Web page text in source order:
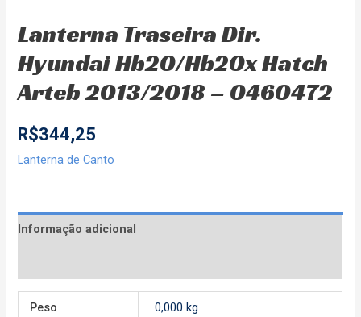
Lanterna Traseira Dir.
Hyundai Hb20/Hb20x Hatch
Arteb 2013/2018 – 0460472
R$344,25
Lanterna de Canto
Informação adicional
Peso 0,000 kg